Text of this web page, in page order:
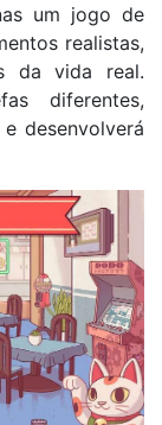
um jogo de
realistas,
da vida real.
diferentes,
desenvolverá